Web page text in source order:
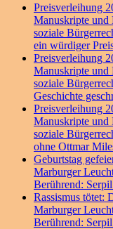
Preisverleihung
Manuskripte und
soziale
ein würdiger
Preisverleihung
Manuskripte und
soziale
Geschichte
Preisverleihung
Manuskripte und
soziale
ohne Ottmar
Geburtstag
Marburger
Berührend:
Rassismus tötet:
Marburger
Berührend: